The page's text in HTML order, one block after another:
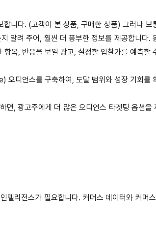
니다. (고객이 본 상품, 구매한 상품) 그러나 보
알려 주어, 훨씬 더 풍부한 정보를 제공합니다.
목, 반응을 보일 광고, 설정할 입찰가를 예측할
오디언스를 구축하여, 도달 범위와 성장 기회를
면, 광고주에게 더 많은 오디언스 타겟팅 옵션을
리전스가 필요합니다. 커머스 데이터와 커머